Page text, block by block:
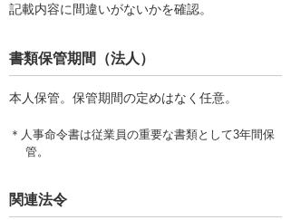
記載内容に間違いがないかを確認。
書類保管期間（法人）
本人保管。保管期間の定めはなく任意。
＊人事命令書は従業員の重要な書類として3年間保
管。
関連法令